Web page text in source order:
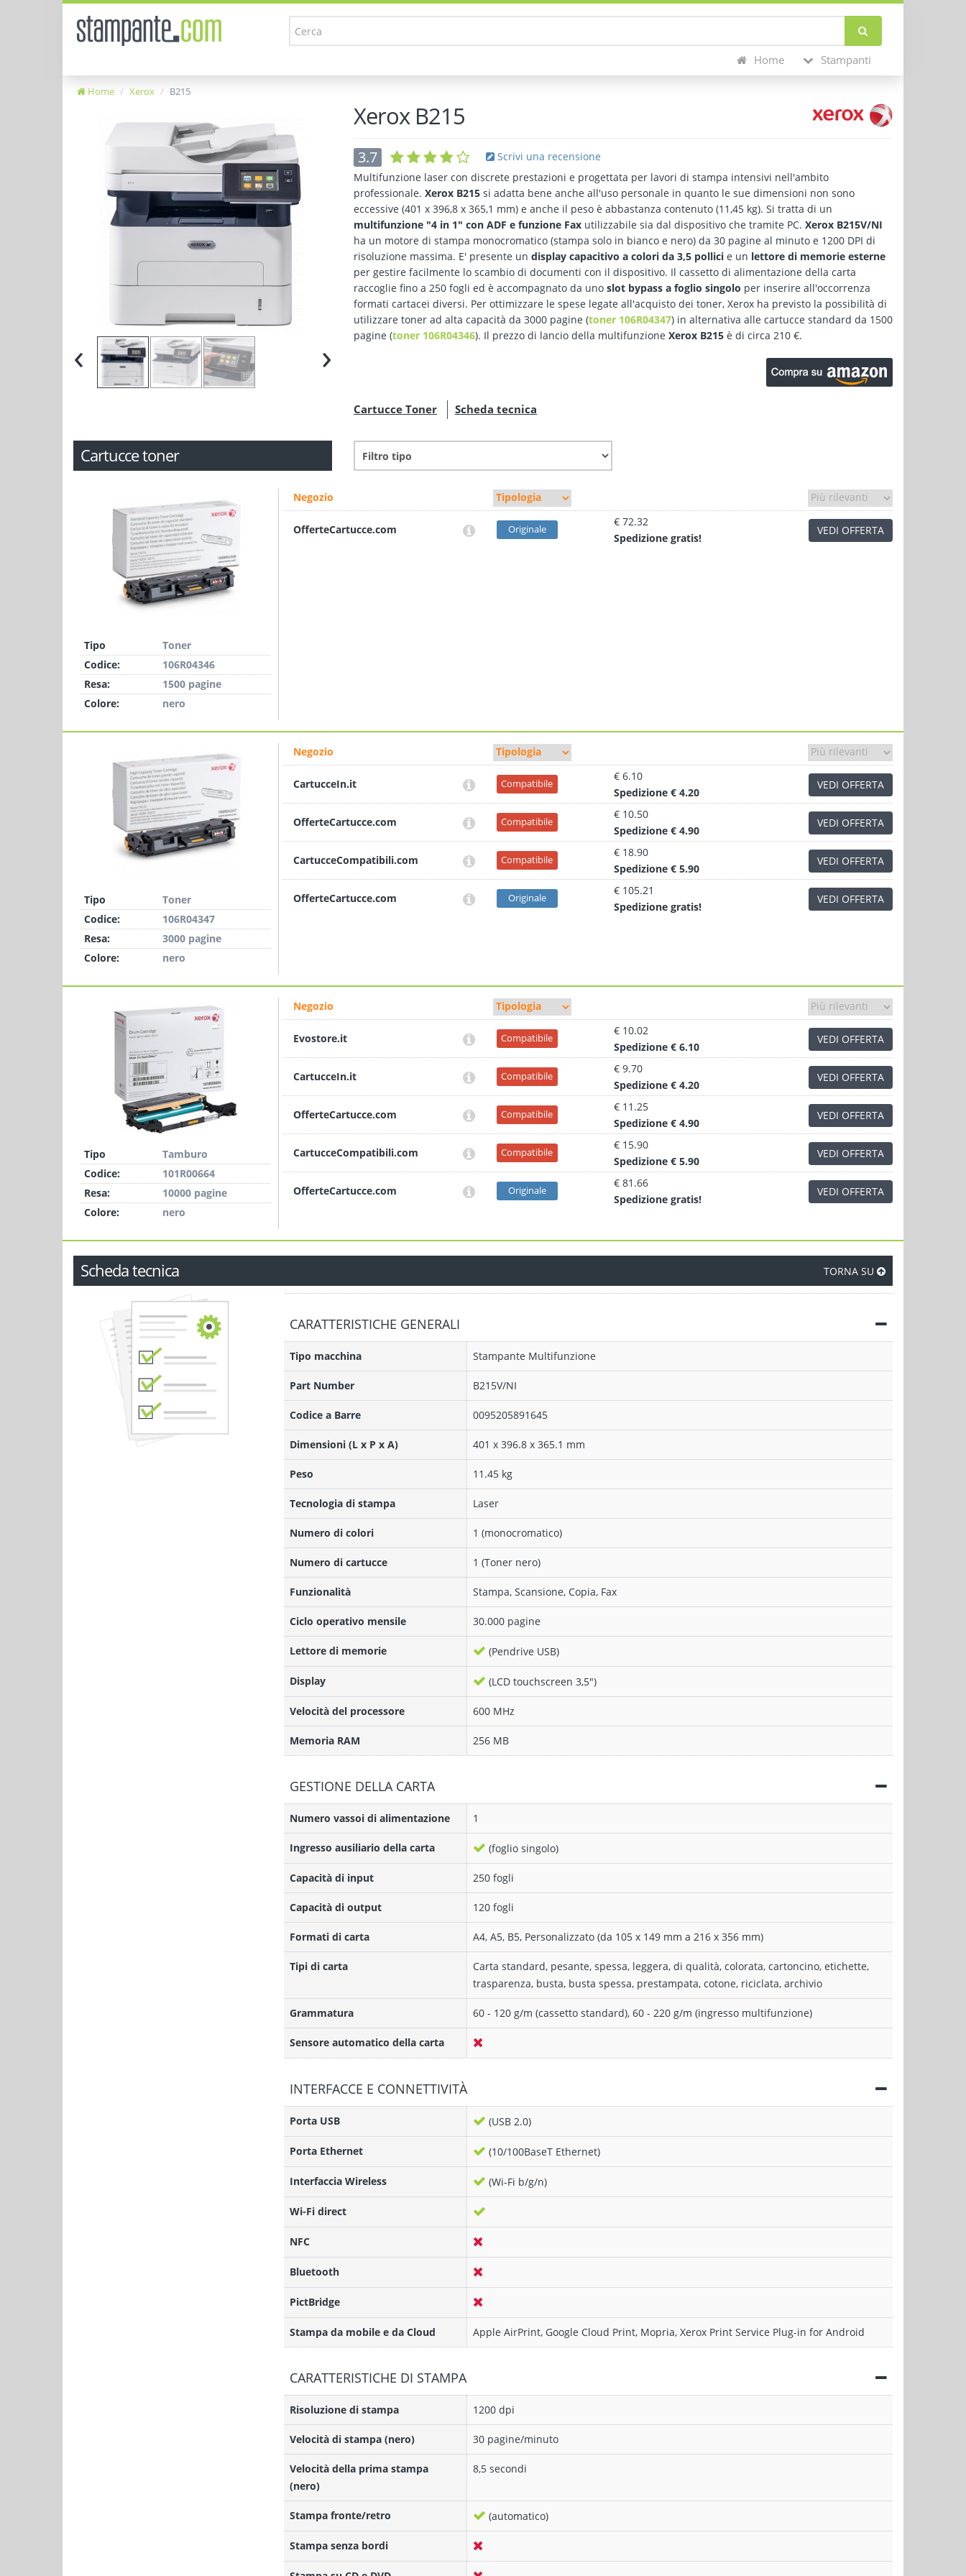
Home Stampanti
Home Xerox B215
Xerox B215
‹ ›
3.7
Scrivi una recensione
Multifunzione laser con discrete prestazioni e progettata per lavori di stampa intensivi nell'ambito
professionale. Xerox B215 si adatta bene anche all'uso personale in quanto le sue dimensioni non sono
eccessive (401 x 396,8 x 365,1 mm) e anche il peso è abbastanza contenuto (11,45 kg). Si tratta di un
multifunzione "4 in 1" con ADF e funzione Fax utilizzabile sia dal dispositivo che tramite PC. Xerox B215V/NI
ha un motore di stampa monocromatico (stampa solo in bianco e nero) da 30 pagine al minuto e 1200 DPI di
risoluzione massima. E' presente un display capacitivo a colori da 3,5 pollici e un lettore di memorie esterne
per gestire facilmente lo scambio di documenti con il dispositivo. Il cassetto di alimentazione della carta
raccoglie fino a 250 fogli ed è accompagnato da uno slot bypass a foglio singolo per inserire all'occorrenza
formati cartacei diversi. Per ottimizzare le spese legate all'acquisto dei toner, Xerox ha previsto la possibilità di
utilizzare toner ad alta capacità da 3000 pagine (toner 106R04347) in alternativa alle cartucce standard da 1500
pagine (toner 106R04346). Il prezzo di lancio della multifunzione Xerox B215 è di circa 210 €.
Cartucce Toner Scheda tecnica
Cartucce toner
Tipo
Toner
Codice:
106R04346
Resa:
1500 pagine
Colore:
nero
Negozio
OfferteCartucce.com Originale
€ 72.32
Spedizione gratis!
VEDI OFFERTA
Tipo
Toner
Codice:
106R04347
Resa:
3000 pagine
Colore:
nero
Negozio
CartucceIn.it Compatibile
€ 6.10
Spedizione € 4.20
VEDI OFFERTA
OfferteCartucce.com Compatibile
€ 10.50
Spedizione € 4.90
VEDI OFFERTA
CartucceCompatibili.com Compatibile
€ 18.90
Spedizione € 5.90
VEDI OFFERTA
OfferteCartucce.com Originale
€ 105.21
Spedizione gratis!
VEDI OFFERTA
Tipo
Tamburo
Codice:
101R00664
Resa:
10000 pagine
Colore:
nero
Negozio
Evostore.it Compatibile
€ 10.02
Spedizione € 6.10
VEDI OFFERTA
CartucceIn.it Compatibile
€ 9.70
Spedizione € 4.20
VEDI OFFERTA
OfferteCartucce.com Compatibile
€ 11.25
Spedizione € 4.90
VEDI OFFERTA
CartucceCompatibili.com Compatibile
€ 15.90
Spedizione € 5.90
VEDI OFFERTA
OfferteCartucce.com Originale
€ 81.66
Spedizione gratis!
VEDI OFFERTA
Scheda tecnica TORNA SU
CARATTERISTICHE GENERALI
Tipo macchina Stampante Multifunzione
Part Number B215V/NI
Codice a Barre 0095205891645
Dimensioni (L x P x A) 401 x 396.8 x 365.1 mm
Peso 11.45 kg
Tecnologia di stampa Laser
Numero di colori 1 (monocromatico)
Numero di cartucce 1 (Toner nero)
Funzionalità Stampa, Scansione, Copia, Fax
Ciclo operativo mensile 30.000 pagine
Lettore di memorie (Pendrive USB)
Display (LCD touchscreen 3,5")
Velocità del processore 600 MHz
Memoria RAM 256 MB
GESTIONE DELLA CARTA
Numero vassoi di alimentazione 1
Ingresso ausiliario della carta (foglio singolo)
Capacità di input 250 fogli
Capacità di output 120 fogli
Formati di carta A4, A5, B5, Personalizzato (da 105 x 149 mm a 216 x 356 mm)
Tipi di carta
Carta standard, pesante, spessa, leggera, di qualità, colorata, cartoncino, etichette,
trasparenza, busta, busta spessa, prestampata, cotone, riciclata, archivio
Grammatura 60 - 120 g/m (cassetto standard), 60 - 220 g/m (ingresso multifunzione)
Sensore automatico della carta
INTERFACCE E CONNETTIVITÀ
Porta USB (USB 2.0)
Porta Ethernet (10/100BaseT Ethernet)
Interfaccia Wireless (Wi-Fi b/g/n)
Wi-Fi direct
NFC
Bluetooth
PictBridge
Stampa da mobile e da Cloud Apple AirPrint, Google Cloud Print, Mopria, Xerox Print Service Plug-in for Android
CARATTERISTICHE DI STAMPA
Risoluzione di stampa 1200 dpi
Velocità di stampa (nero) 30 pagine/minuto
Velocità della prima stampa
(nero)
8,5 secondi
Stampa fronte/retro (automatico)
Stampa senza bordi